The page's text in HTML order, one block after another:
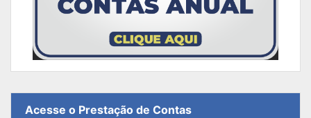
Acesse o Prestação de Contas